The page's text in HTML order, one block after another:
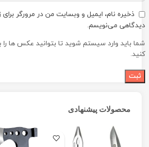
ذخیره نام، ایمیل و وبسایت من در مرورگر برای
دیدگاهی می‌نویسم.
شما باید وارد سیستم شوید تا بتوانید عکس ها
کنید.
محصولات پیشنهادی